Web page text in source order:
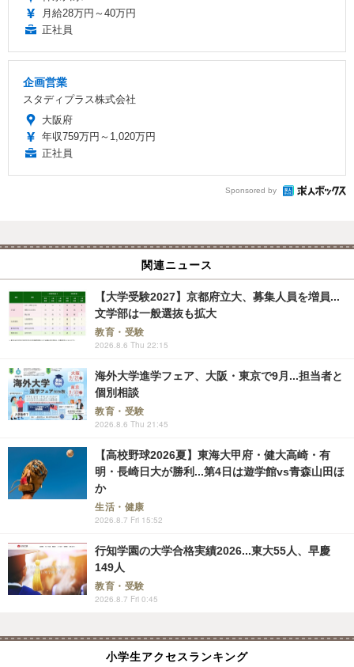
月給28万円～40万円
正社員
企画営業
スタディプラス株式会社
大阪府
年収759万円～1,020万円
正社員
Sponsored by
関連ニュース
【大学受験2027】京都府立大、募集人員を増員...
文学部は一般選抜も拡大
教育・受験
2026.8.6 Thu 22:15
海外大学進学フェア、大阪・東京で9月...担当者と
個別相談
教育・受験
2026.8.6 Thu 21:45
【高校野球2026夏】東海大甲府・健大高崎・有
明・長崎日大が勝利...第4日は遊学館vs青森山田ほ
か
生活・健康
2026.8.7 Fri 15:52
行知学園の大学合格実績2026...東大55人、早慶
149人
教育・受験
2026.8.7 Fri 0:45
小学生アクセスランキング